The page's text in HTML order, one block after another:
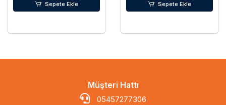
Sepete Ekle Sepete Ekle
Müşteri Hattı
05457277306